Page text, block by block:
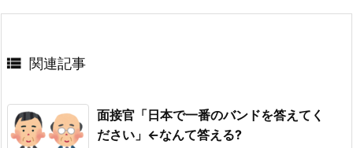
 関連記事
面接官「日本で一番のバンドを答えてく
ださい」←なんて答える?